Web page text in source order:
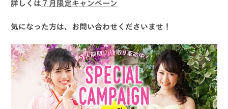
詳しくは ７月限定キャンペーン
気になった方は、お問い合わせくださいませ！